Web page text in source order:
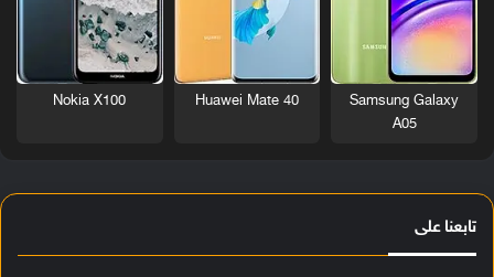
Samsung Galaxy
A05
Huawei Mate 40
Nokia X100
تابعنا على